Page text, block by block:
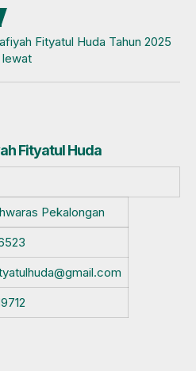
Fityatul Huda Tahun 2025
lewat
Fityatul Huda
Pekalongan